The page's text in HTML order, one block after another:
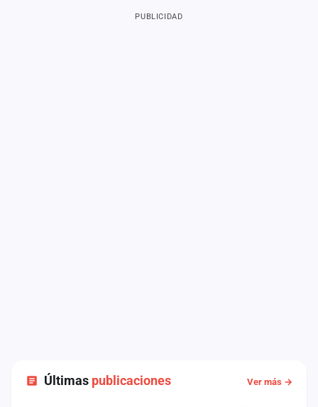
PUBLICIDAD
Últimas publicaciones Ver más →
COMUNICADO ESTADO